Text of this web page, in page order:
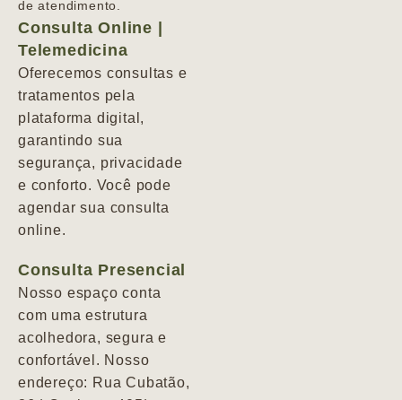
de atendimento.
Consulta Online |
Telemedicina
Oferecemos consultas e
tratamentos pela
plataforma digital,
garantindo sua
segurança, privacidade
e conforto. Você pode
agendar sua consulta
online.
Consulta Presencial
Nosso espaço conta
com uma estrutura
acolhedora, segura e
confortável. Nosso
endereço: Rua Cubatão,